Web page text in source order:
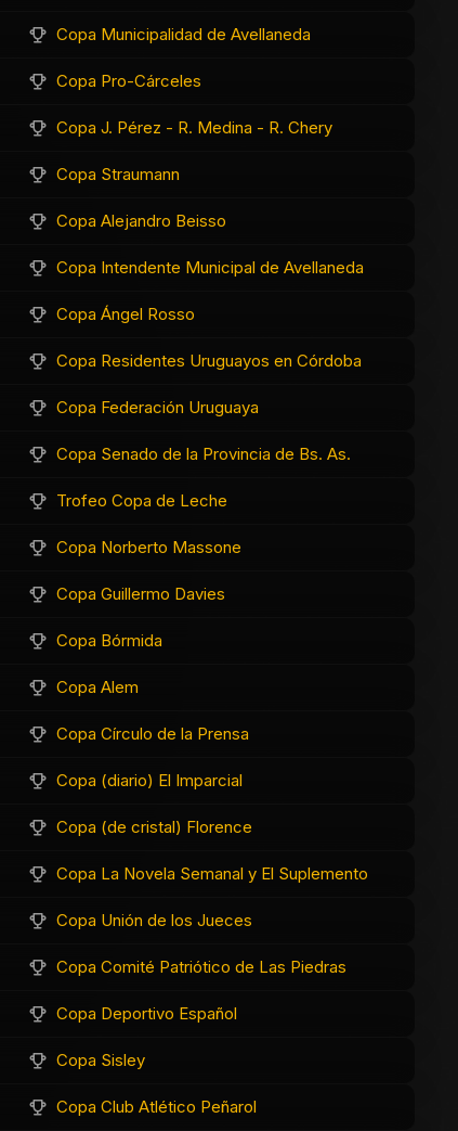
Copa Municipalidad de Avellaneda
Copa Pro-Cárceles
Copa J. Pérez - R. Medina - R. Chery
Copa Straumann
Copa Alejandro Beisso
Copa Intendente Municipal de Avellaneda
Copa Ángel Rosso
Copa Residentes Uruguayos en Córdoba
Copa Federación Uruguaya
Copa Senado de la Provincia de Bs. As.
Trofeo Copa de Leche
Copa Norberto Massone
Copa Guillermo Davies
Copa Bórmida
Copa Alem
Copa Círculo de la Prensa
Copa (diario) El Imparcial
Copa (de cristal) Florence
Copa La Novela Semanal y El Suplemento
Copa Unión de los Jueces
Copa Comité Patriótico de Las Piedras
Copa Deportivo Español
Copa Sisley
Copa Club Atlético Peñarol